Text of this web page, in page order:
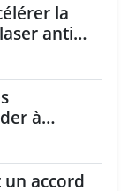
la
anti-
à
accord